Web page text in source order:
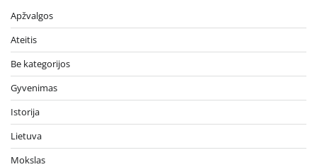
Apžvalgos
Ateitis
Be kategorijos
Gyvenimas
Istorija
Lietuva
Mokslas